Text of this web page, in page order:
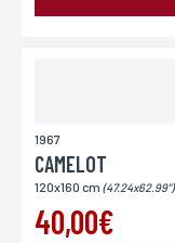
1967
CAMELOT
120x160 cm (47.24x62.99")
40,00€